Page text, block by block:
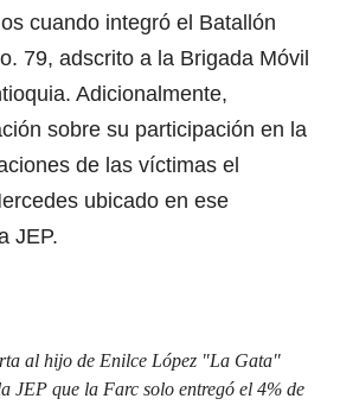
cuando integró el Batallón
79, adscrito a la Brigada Móvil
Adicionalmente,
sobre su participación en la
de las víctimas el
ubicado en ese
JEP.
al hijo de Enilce López "La Gata"
JEP que la Farc solo entregó el 4% de